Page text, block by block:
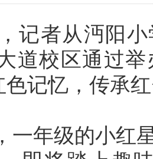
者从沔阳小
道校区通过
色记忆，传承
年级的小红星